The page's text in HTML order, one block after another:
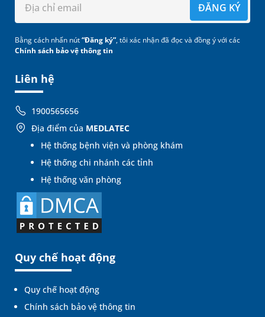
Liên hệ
1900565656
Địa điểm của MEDLATEC
Hệ thống bệnh viện và phòng khám
Hệ thống chi nhánh các tỉnh
Hệ thống văn phòng
Quy chế hoạt động
Quy chế hoạt động
Chính sách bảo vệ thông tin
ĐĂNG KÝ
Bằng cách nhấn nút“Đăng ký”, tôi xác nhận đã đọc và đồng ý với các
Chính sách bảo vệ thông tin